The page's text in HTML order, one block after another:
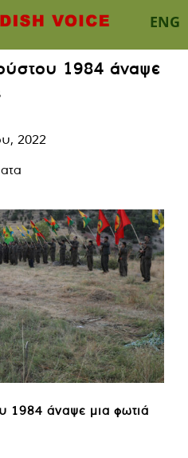
ENG
1984 άναψε
2022
1984 άναψε μια φωτιά